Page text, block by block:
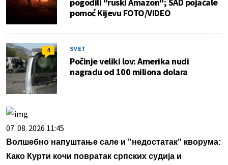
pomoć Kijevu FOTO/VIDEO
4 SVET
Počinje veliki lov: Amerika nudi
nagradu od 100 miliona dolara
07. 08. 2026 11:45
Волшебно напуштање сале и "недостатак" кворума:
Како Курти кочи повратак српских судија и